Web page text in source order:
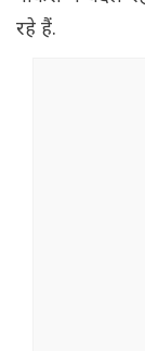
रहे हैं.